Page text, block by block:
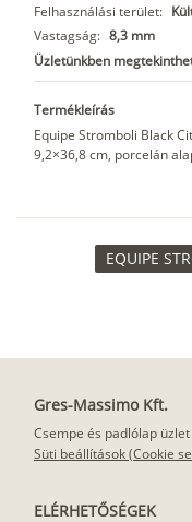
Felhasználási terület:
Vastagság: 8,3 mm
Üzletünkben
Termékleírás
Equipe Stromboli Black
9,2×36,8 cm, porcelán
EQUIPE
Gres-Massimo Kft.
Csempe és padlólap üzlet
Süti beállítások (Cookie
ELÉRHETŐSÉGEK